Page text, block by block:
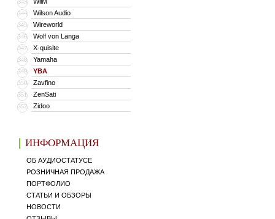
343
344 Wilson Audio
345 Wireworld
346 Wolf von Langa
347 X-quisite
348 Yamaha
349 YBA
350 Zavfino
351 ZenSati
352 Zidoo
ИНФОРМАЦИЯ
ОБ АУДИОСТАТУСЕ
РОЗНИЧНАЯ ПРОДАЖА
ПОРТФОЛИО
СТАТЬИ И ОБЗОРЫ
НОВОСТИ